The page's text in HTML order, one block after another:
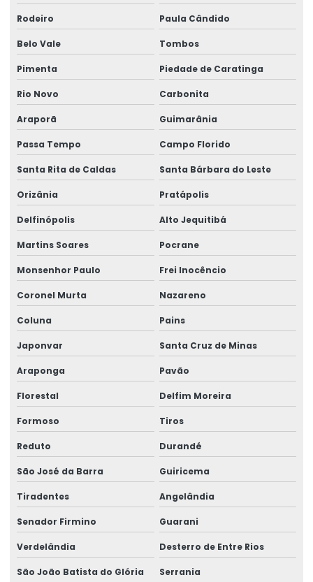
Rodeiro Paula Cândido
Belo Vale Tombos
Pimenta Piedade de Caratinga
Rio Novo Carbonita
Araporã Guimarânia
Passa Tempo Campo Florido
Santa Rita de Caldas Santa Bárbara do Leste
Orizânia Pratápolis
Delfinópolis Alto Jequitibá
Martins Soares Pocrane
Monsenhor Paulo Frei Inocêncio
Coronel Murta Nazareno
Coluna Pains
Japonvar Santa Cruz de Minas
Araponga Pavão
Florestal Delfim Moreira
Formoso Tiros
Reduto Durandé
São José da Barra Guiricema
Tiradentes Angelândia
Senador Firmino Guarani
Verdelândia Desterro de Entre Rios
São João Batista do Glória Serrania